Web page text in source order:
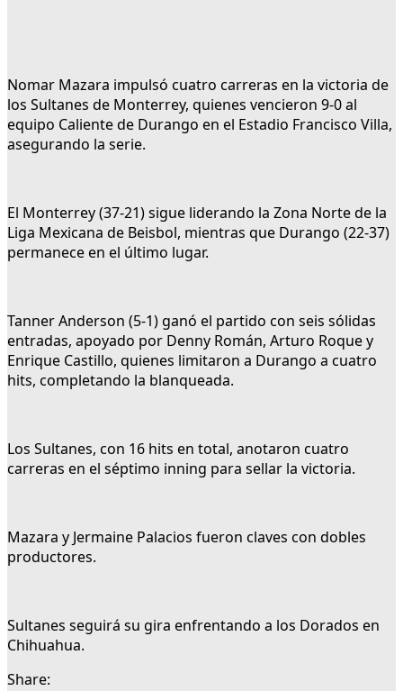
Nomar Mazara impulsó cuatro carreras en la victoria de
los Sultanes de Monterrey, quienes vencieron 9-0 al
equipo Caliente de Durango en el Estadio Francisco Villa,
asegurando la serie.
El Monterrey (37-21) sigue liderando la Zona Norte de la
Liga Mexicana de Beisbol, mientras que Durango (22-37)
permanece en el último lugar.
Tanner Anderson (5-1) ganó el partido con seis sólidas
entradas, apoyado por Denny Román, Arturo Roque y
Enrique Castillo, quienes limitaron a Durango a cuatro
hits, completando la blanqueada.
Los Sultanes, con 16 hits en total, anotaron cuatro
carreras en el séptimo inning para sellar la victoria.
Mazara y Jermaine Palacios fueron claves con dobles
productores.
Sultanes seguirá su gira enfrentando a los Dorados en
Chihuahua.
Share: